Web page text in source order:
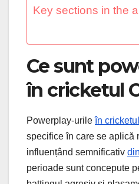
Key sections in the
Ce sunt
în cricketul
Powerplay-urileîn cricketul
specifice în care se aplică
influențând semnificativ
perioade sunt concepute